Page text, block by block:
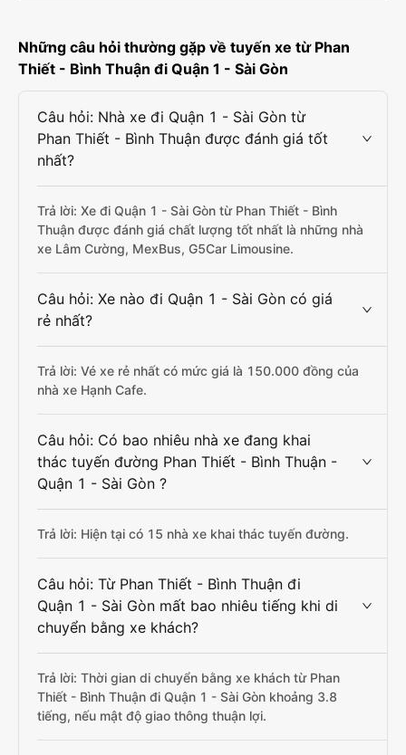
Những câu hỏi thường gặp về tuyến xe từ Phan
Thiết - Bình Thuận đi Quận 1 - Sài Gòn
Câu hỏi: Nhà xe đi Quận 1 - Sài Gòn từ
Phan Thiết - Bình Thuận được đánh giá tốt
nhất?
Trả lời: Xe đi Quận 1 - Sài Gòn từ Phan Thiết - Bình
Thuận được đánh giá chất lượng tốt nhất là những nhà
xe Lâm Cường, MexBus, G5Car Limousine.
Câu hỏi: Xe nào đi Quận 1 - Sài Gòn có giá
rẻ nhất?
Trả lời: Vé xe rẻ nhất có mức giá là 150.000 đồng của
nhà xe Hạnh Cafe.
Câu hỏi: Có bao nhiêu nhà xe đang khai
thác tuyến đường Phan Thiết - Bình Thuận -
Quận 1 - Sài Gòn ?
Trả lời: Hiện tại có 15 nhà xe khai thác tuyến đường.
Câu hỏi: Từ Phan Thiết - Bình Thuận đi
Quận 1 - Sài Gòn mất bao nhiêu tiếng khi di
chuyển bằng xe khách?
Trả lời: Thời gian di chuyển bằng xe khách từ Phan
Thiết - Bình Thuận đi Quận 1 - Sài Gòn khoảng 3.8
tiếng, nếu mật độ giao thông thuận lợi.